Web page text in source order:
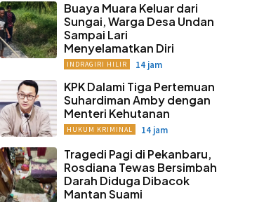
Buaya Muara Keluar dari
Sungai, Warga Desa Undan
Sampai Lari
Menyelamatkan Diri
INDRAGIRI HILIR 14 jam
KPK Dalami Tiga Pertemuan
Suhardiman Amby dengan
Menteri Kehutanan
HUKUM KRIMINAL 14 jam
Tragedi Pagi di Pekanbaru,
Rosdiana Tewas Bersimbah
Darah Diduga Dibacok
Mantan Suami